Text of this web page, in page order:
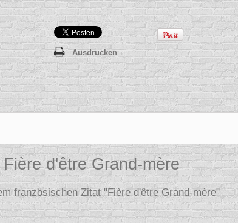
Ausdrucken
d'être Grand-mère
französischen Zitat "Fière d'être Grand-mère"